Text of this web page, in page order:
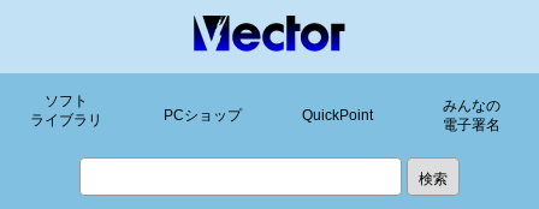
ソフト
ライブラリ
PCショップ QuickPoint
みんなの
電子署名